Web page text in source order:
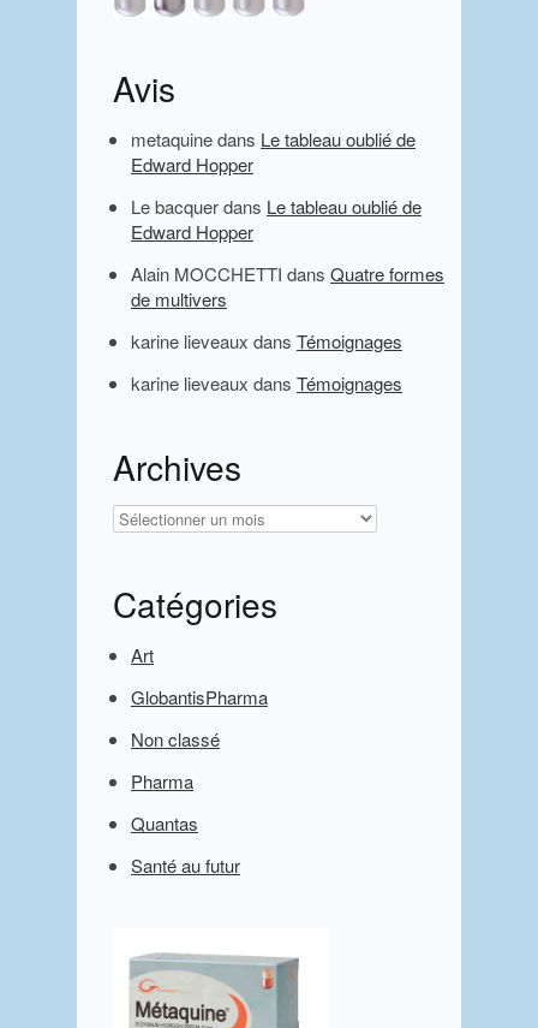
d
e
b
a
r
Avis
metaquinedans Le tableau oublié de
Edward Hopper
Le bacquerdans Le tableau oublié de
Edward Hopper
Alain MOCCHETTI dans Quatre formes
de multivers
karine lieveaux dans Témoignages
karine lieveaux dans Témoignages
Archives
Archives
Catégories
Art
GlobantisPharma
Non classé
Pharma
Quantas
Santé au futur